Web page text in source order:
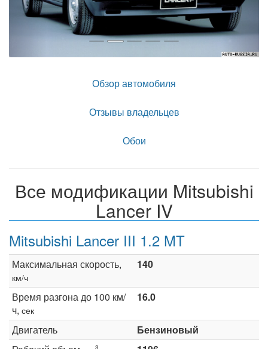
Обзор автомобиля
Отзывы владельцев
Обои
Все модификации Mitsubishi
Lancer IV
Mitsubishi Lancer III 1.2 MT
Максимальная скорость,
км/ч
140
Время разгона до 100 км/
ч, сек
16.0
Двигатель
Бензиновый
3